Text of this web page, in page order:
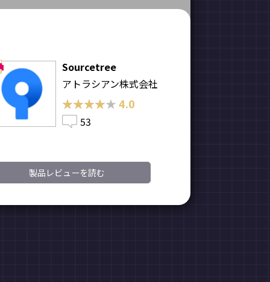
Sourcetree
アトラシアン株式会社
★★★★★
★★★★★4.0
53
製品レビューを読む